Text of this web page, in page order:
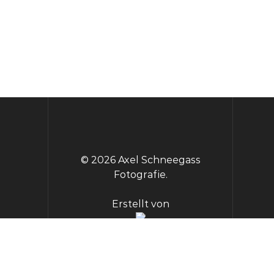
© 2026 Axel Schneegass
Fotografie.
Erstellt von